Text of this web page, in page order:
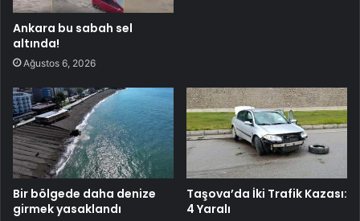
Ankara bu sabah sel
altında!
Ağustos 6, 2026
Bir bölgede daha denize
girmek yasaklandı
Taşova’da İki Trafik Kazası:
4 Yaralı